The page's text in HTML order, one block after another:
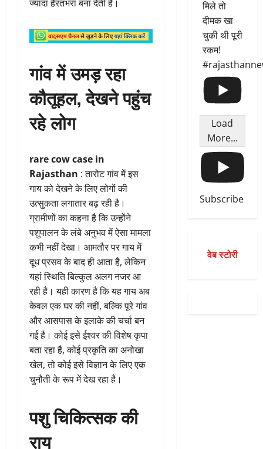
ज्यादा हैरतभरा बना देती है।
गांव में उमड़ रहा
कौतूहल, देखने पहुंच
रहे लोग
rare cow case in
Rajasthan : तारोट गांव में इस
गाय को देखने के लिए लोगों की
उत्सुकता लगातार बढ़ रही है।
ग्रामीणों का कहना है कि उन्होंने
पशुपालन के लंबे अनुभव में ऐसा मामला
कभी नहीं देखा। आमतौर पर गाय में
दूध प्रसव के बाद ही आता है, लेकिन
यहां स्थिति बिल्कुल अलग नजर आ
रही है। यही कारण है कि यह गाय अब
केवल एक घर की नहीं, बल्कि पूरे गांव
और आसपास के इलाके की चर्चा बन
गई है। कोई इसे ईश्वर की विशेष कृपा
बता रहा है, कोई प्रकृति का अनोखा
खेल, तो कोई इसे विज्ञान के लिए एक
चुनौती के रूप में देख रहा है।
पशु चिकित्सक की
राय
मिले तो
दीमक खा
चुकी थी पूरी
रकम!
Load
More...
Subscribe
वेब स्टोरी